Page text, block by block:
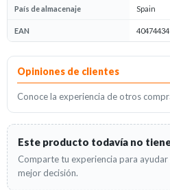
País de almacenaje Spain
EAN
Opiniones
Opiniones de clientes
Conoce la experiencia de otros
Este producto todavía no
Comparte tu experiencia para
mejor decisión.